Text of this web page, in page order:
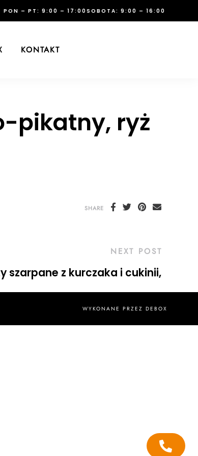
PON – PT: 9:00 – 17:00 SOBOTA: 9:00 – 16:00
KONTAKT
pikatny, ryż
SHARE
NEXT POST
szarpane z kurczaka i cukinii,
WYKONANE PRZEZ DEBOX